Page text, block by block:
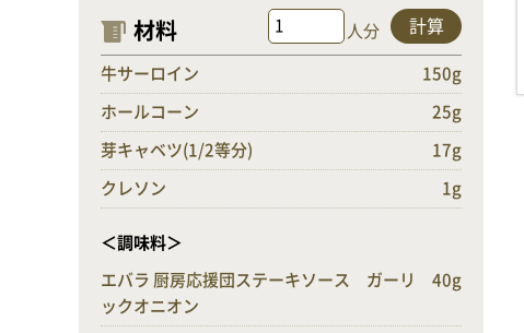
材料 人分 計算
牛サーロイン 150g
ホールコーン 25g
芽キャベツ(1/2等分) 17g
クレソン 1g
＜調味料＞
エバラ 厨房応援団ステーキソース ガーリ
ックオニオン
40g